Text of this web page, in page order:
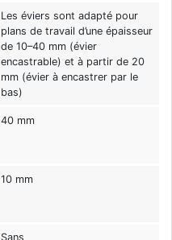
Les éviers sont adapté pour
plans de travail d’une épaisseur
de 10–40 mm (évier
encastrable) et à partir de 20
mm (évier à encastrer par le
bas)
40 mm
10 mm
Sans